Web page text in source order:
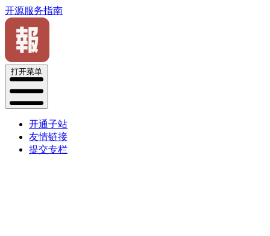
开源服务指南
打开菜单
开通子站
友情链接
提交专栏